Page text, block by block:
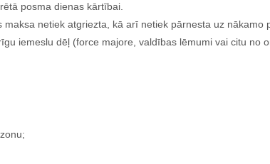
posma dienas kārtībai.
netiek atgriezta, kā arī netiek pārnesta uz nākamo
iemeslu dēļ (force majore, valdības lēmumi vai citu no